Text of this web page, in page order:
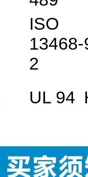
ISO
13468-
2
UL 94